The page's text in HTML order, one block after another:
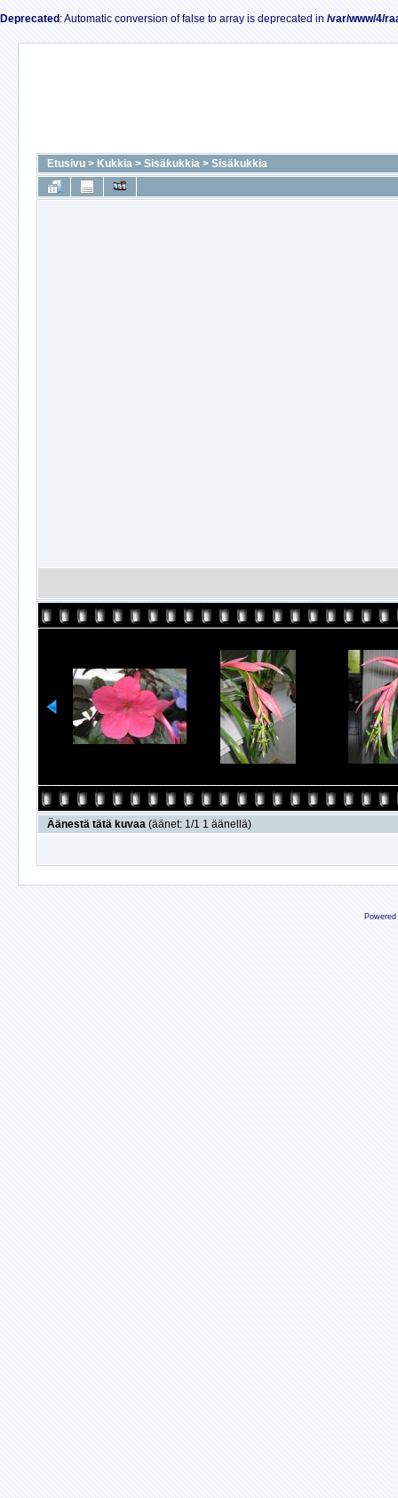
Deprecated : Automatic conversion of false to array is deprecated in /var/www/4/
Etusivu > Kukkia > Sisäkukkia > Sisäkukkia
Äänestä tätä kuvaa (äänet: 1/1 1 äänellä)